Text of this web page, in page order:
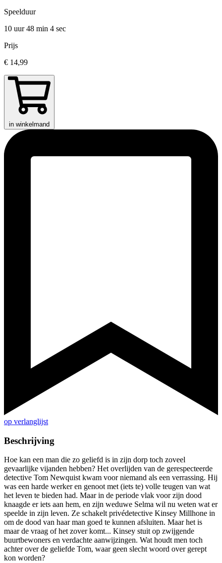
Speelduur
10 uur 48 min 4 sec
Prijs
€ 14,99
in winkelmand
op verlanglijst
Beschrijving
Hoe kan een man die zo geliefd is in zijn dorp toch zoveel
gevaarlijke vijanden hebben? Het overlijden van de gerespecteerde
detective Tom Newquist kwam voor niemand als een verrassing. Hij
was een harde werker en genoot met (iets te) volle teugen van wat
het leven te bieden had. Maar in de periode vlak voor zijn dood
knaagde er iets aan hem, en zijn weduwe Selma wil nu weten wat er
speelde in zijn leven. Ze schakelt privédetective Kinsey Millhone in
om de dood van haar man goed te kunnen afsluiten. Maar het is
maar de vraag of het zover komt... Kinsey stuit op zwijgende
buurtbewoners en verdachte aanwijzingen. Wat houdt men toch
achter over de geliefde Tom, waar geen slecht woord over gerept
kon worden?